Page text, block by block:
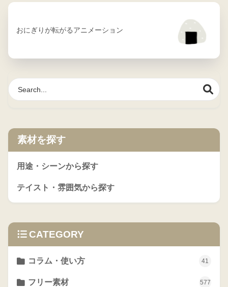
おにぎりが転がるアニメーション
素材を探す
用途・シーンから探す
テイスト・雰囲気から探す
CATEGORY
コラム・使い方 41
フリー素材 577